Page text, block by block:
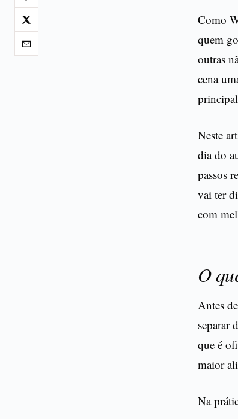
Como
quem
outras
cena
Neste
dia do
passos
vai ter
com
O
Antes
separar
que é
maior
Na